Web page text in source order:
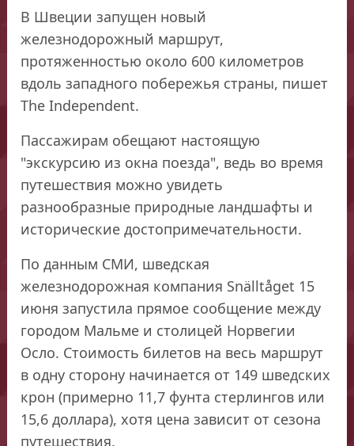
В Швеции запущен новый
железнодорожный маршрут,
протяженностью около 600 километров
вдоль западного побережья страны, пишет
The Independent.
Пассажирам обещают настоящую
"экскурсию из окна поезда", ведь во время
путешествия можно увидеть
разнообразные природные ландшафты и
исторические достопримечательности.
По данным СМИ, шведская
железнодорожная компания Snälltåget 15
июня запустила прямое сообщение между
городом Мальме и столицей Норвегии
Осло. Стоимость билетов на весь маршрут
в одну сторону начинается от 149 шведских
крон (примерно 11,7 фунта стерлингов или
15,6 доллара), хотя цена зависит от сезона
путешествия.